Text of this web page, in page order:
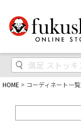
HOME コーディネート一覧